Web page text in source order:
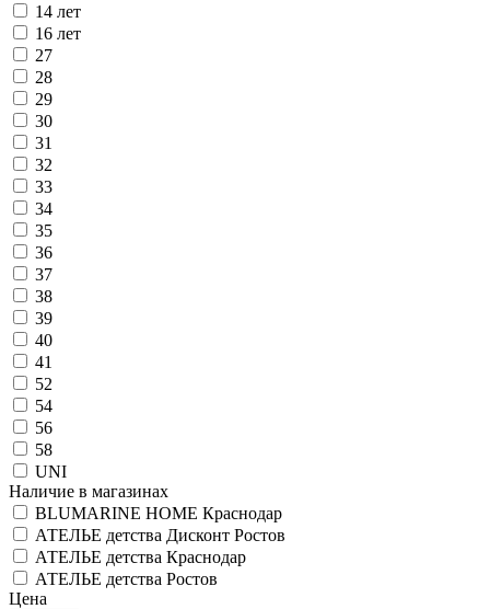
14 лет
16 лет
27
28
29
30
31
32
33
34
35
36
37
38
39
40
41
52
54
56
58
UNI
Наличие в магазинах
BLUMARINE HOME Краснодар
АТЕЛЬЕ детства Дисконт Ростов
АТЕЛЬЕ детства Краснодар
АТЕЛЬЕ детства Ростов
Цена